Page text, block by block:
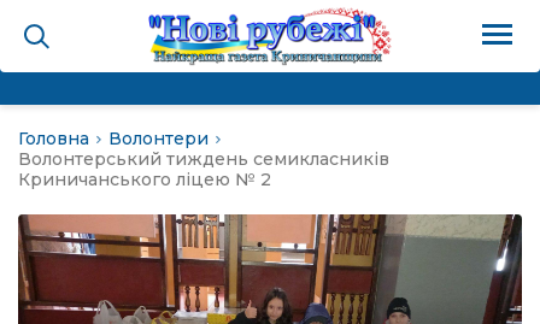
громада
Головна
Волонтери
Волонтерський тиждень семикласників
Криничанського ліцею № 2